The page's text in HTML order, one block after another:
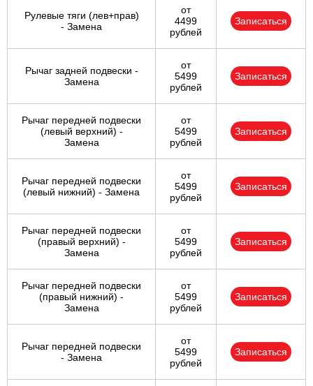
Рулевые тяги (лев+прав)
- Замена
от
4499
рублей
Записаться
Рычаг задней подвески -
Замена
от
5499
рублей
Записаться
Рычаг передней подвески
(левый верхний) -
Замена
от
5499
рублей
Записаться
Рычаг передней подвески
(левый нижний) - Замена
от
5499
рублей
Записаться
Рычаг передней подвески
(правый верхний) -
Замена
от
5499
рублей
Записаться
Рычаг передней подвески
(правый нижний) -
Замена
от
5499
рублей
Записаться
Рычаг передней подвески
- Замена
от
5499
рублей
Записаться